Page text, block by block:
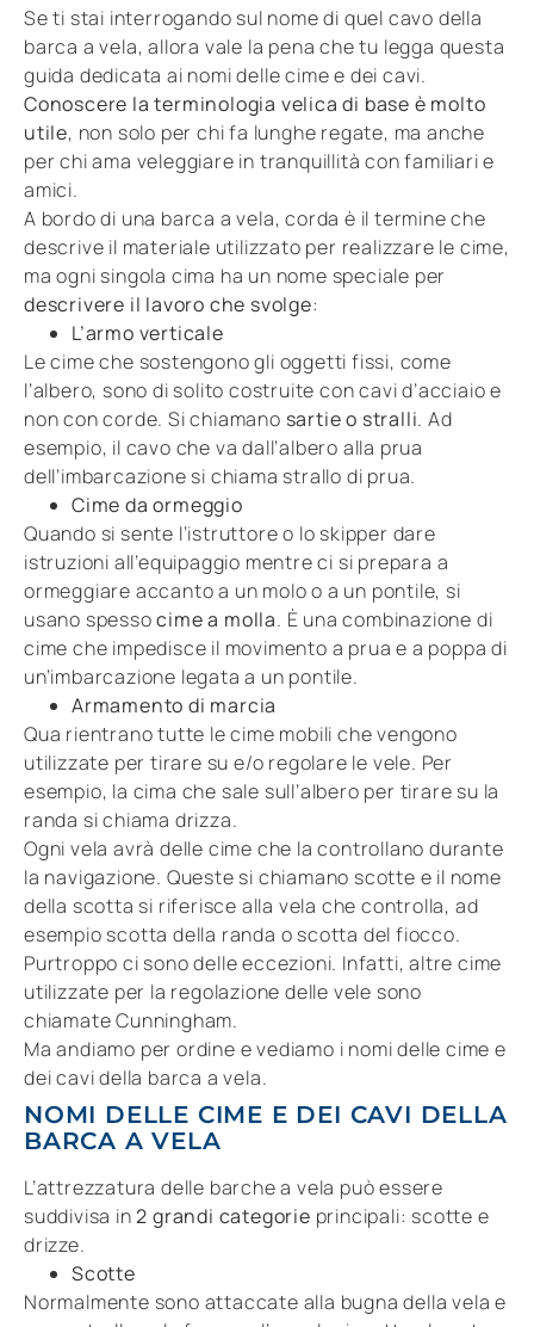
Se ti stai interrogando sul nome di quel cavo della
barca a vela, allora vale la pena che tu legga questa
guida dedicata ai nomi delle cime e dei cavi.
Conoscere la terminologia velica di base è molto
utile, non solo per chi fa lunghe regate, ma anche
per chi ama veleggiare in tranquillità con familiari e
amici.
A bordo di una barca a vela, corda è il termine che
descrive il materiale utilizzato per realizzare le cime,
ma ogni singola cima ha un nome speciale per
descrivere il lavoro che svolge:
L’armo verticale
Le cime che sostengono gli oggetti fissi, come
l’albero, sono di solito costruite con cavi d’acciaio e
non con corde. Si chiamano sartie o stralli. Ad
esempio, il cavo che va dall’albero alla prua
dell’imbarcazione si chiama strallo di prua.
Cime da ormeggio
Quando si sente l’istruttore o lo skipper dare
istruzioni all’equipaggio mentre ci si prepara a
ormeggiare accanto a un molo o a un pontile, si
usano spessocime a molla. È una combinazione di
cime che impedisce il movimento a prua e a poppa di
un’imbarcazione legata a un pontile.
Armamento di marcia
Qua rientrano tutte le cime mobili che vengono
utilizzate per tirare su e/o regolare le vele. Per
esempio, la cima che sale sull’albero per tirare su la
randa si chiama drizza.
Ogni vela avrà delle cime che la controllano durante
la navigazione. Queste si chiamano scotte e il nome
della scotta si riferisce alla vela che controlla, ad
esempio scotta della randa o scotta del fiocco.
Purtroppo ci sono delle eccezioni. Infatti, altre cime
utilizzate per la regolazione delle vele sono
chiamate Cunningham.
Ma andiamo per ordine e vediamo i nomi delle cime e
dei cavi della barca a vela.
NOMI DELLE CIME E DEI CAVI DELLA
BARCA A VELA
L’attrezzatura delle barche a vela può essere
suddivisa in2 grandi categorie principali: scotte e
drizze.
Scotte
Normalmente sono attaccate alla bugna della vela e